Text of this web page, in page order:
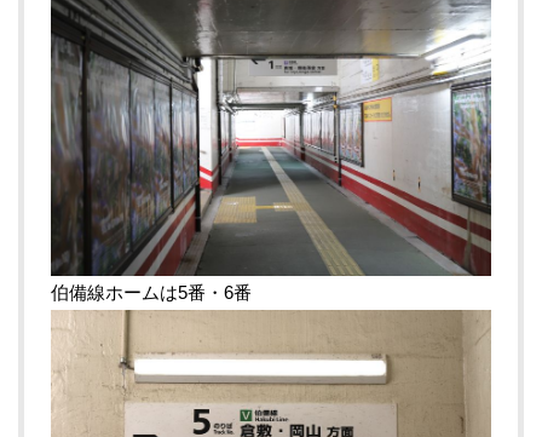
伯備線ホームは5番・6番